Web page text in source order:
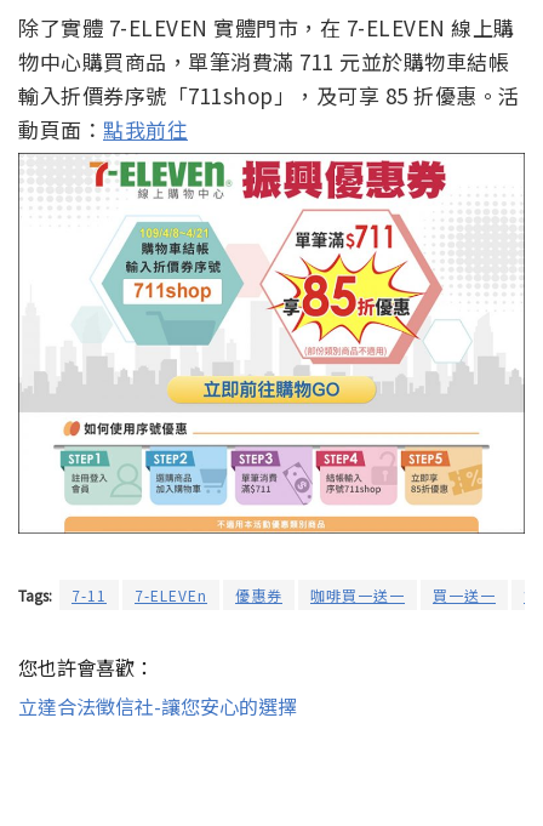
除了實體 7-ELEVEN 實體門市，在 7-ELEVEN 線上購
物中心購買商品，單筆消費滿 711 元並於購物車結帳
輸入折價券序號「711shop」，及可享 85 折優惠。活
動頁面： 點我前往
Tags: 7-11 7-ELEVEn 優惠券 咖啡買一送一 買一送一 飲
您也許會喜歡：
立達合法徵信社-讓您安心的選擇